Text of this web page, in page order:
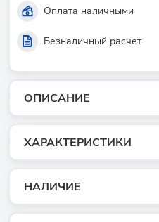
ОПИСАНИЕ
ХАРАКТЕРИСТИКИ
НАЛИЧИЕ
Оплата наличными
Безналичный расчет